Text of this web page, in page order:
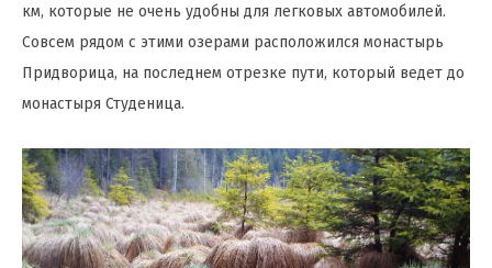
км, которые не очень удобны для легковых автомобилей.
Совсем рядом с этими озерами расположился монастырь
Придворица, на последнем отрезке пути, который ведет до
монастыря Студеница.